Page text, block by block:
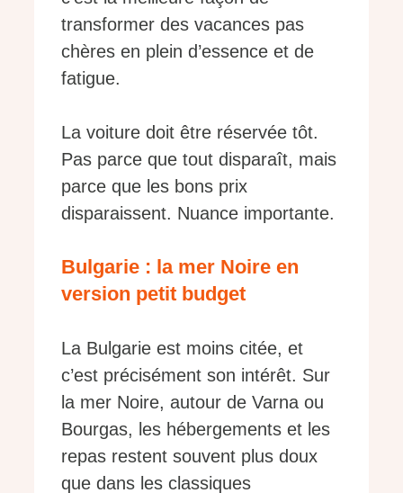
transformer des vacances pas
chères en plein d’essence et de
fatigue.
La voiture doit être réservée tôt.
Pas parce que tout disparaît, mais
parce que les bons prix
disparaissent. Nuance importante.
Bulgarie : la mer Noire en
version petit budget
La Bulgarie est moins citée, et
c’est précisément son intérêt. Sur
la mer Noire, autour de Varna ou
Bourgas, les hébergements et les
repas restent souvent plus doux
que dans les classiques